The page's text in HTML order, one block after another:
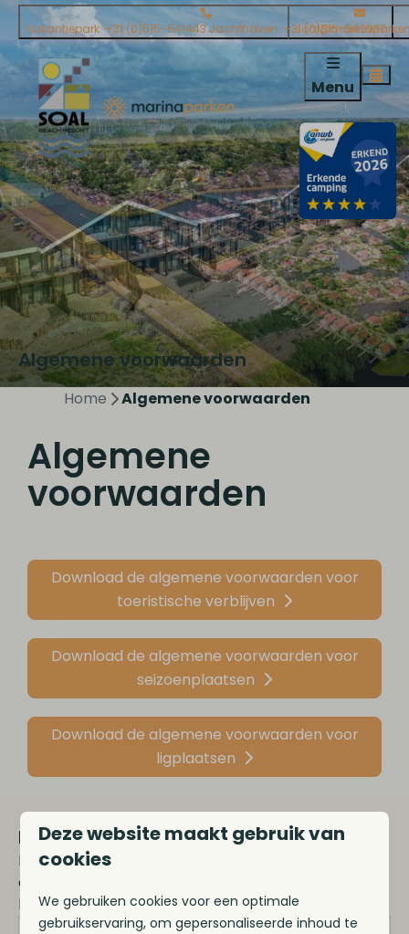
Vakantiepark: +31 (0)515-541443 Jachthaven: +31 (0)515-542937
Menu
Algemene voorwaarden
Home Algemene voorwaarden
Algemene
voorwaarden
Download de algemene voorwaarden voor
toeristische verblijven
Download de algemene voorwaarden voor
seizoenplaatsen
Download de algemene voorwaarden voor
ligplaatsen
Blijf op de hoogte!
Meld je aan voor onze nieuwsbrief en
ontvang het laatste nieuws en diverse
kortingen!
Deze website maakt gebruik van
cookies
We gebruiken cookies voor een optimale
gebruikservaring, om gepersonaliseerde inhoud te